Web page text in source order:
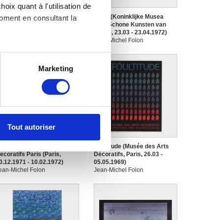
quant à l'utilisation de
en consultant la
à plusieurs mètres près
informations que
Marketing
Tout autoriser
(Castello Sforzesco,
Folon (Koninklijke Musea
voor Schone Kunsten van
België, 23.03 - 23.04.1972)
Jean-Michel Folon
Paris (Paris,
- 10.02.1972)
Michel Folon
Foultitude (Musée des Arts
Décoratifs, Paris, 26.03 -
05.05.1969)
Jean-Michel Folon